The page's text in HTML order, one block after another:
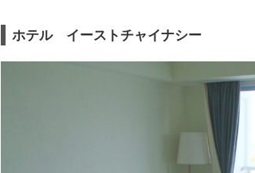
ホテル イーストチャイナシー